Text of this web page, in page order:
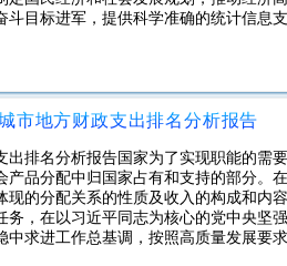
斗目标进军，提供科学准确的统计信息
市地方财政支出排名分析报告
出排名分析报告国家为了实现职能的需
产品分配中归国家占有和支持的部分。
现的分配关系的性质及收入的构成和内
，在以习近平同志为核心的党中央坚
中求进工作总基调，按照高质量发展要